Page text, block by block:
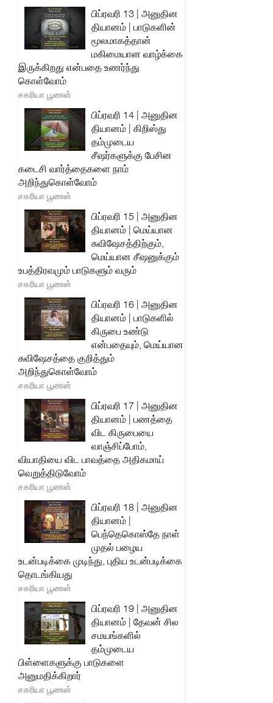
பிப்ரவரி 13 | அனுதின
தியானம் | பாடுகளின்
மூலமாகத்தான்
மகிமையான வாழ்க்கை
இருக்கிறது என்பதை உணர்ந்து
கொள்வோம்
சகரியா பூணன்
பிப்ரவரி 14 | அனுதின
தியானம் | கிறிஸ்து
தம்முடைய
சீஷர்களுக்கு பேசின
கடைசி வார்த்தைகளை நாம்
அறிந்துகொள்வோம்
சகரியா பூணன்
பிப்ரவரி 15 | அனுதின
தியானம் | மெய்யான
சுவிஷேசத்திற்கும்,
மெய்யான சீஷனுக்கும்
உபத்திரவமும் பாடுகளும் வரும்
சகரியா பூணன்
பிப்ரவரி 16 | அனுதின
தியானம் | பாடுகளில்
கிருபை உண்டு
என்பதையும், மெய்யான
சுவிஷேசத்தை குறித்தும்
அறிந்துகொள்வோம்
சகரியா பூணன்
பிப்ரவரி 17 | அனுதின
தியானம் | பணத்தை
விட கிருபையை
வாஞ்சிப்போம்,
வியாதியை விட பாவத்தை அதிகமாய்
வெறுத்திடுவோம்
சகரியா பூணன்
பிப்ரவரி 18 | அனுதின
தியானம் |
பெந்தெகொஸ்தே நாள்
முதல் பழைய
உடன்படிக்கை முடிந்து, புதிய உடன்படிக்கை
தொடங்கியது
சகரியா பூணன்
பிப்ரவரி 19 | அனுதின
தியானம் | தேவன் சில
சமயங்களில்
தம்முடைய
பிள்ளைகளுக்கு பாடுகளை
அனுமதிக்கிறார்
சகரியா பூணன்